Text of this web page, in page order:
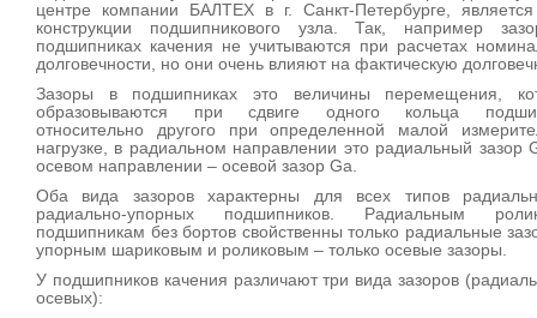
центре компании БАЛТЕХ в г. Санкт-Петербурге,
конструкции подшипникового узла. Так, например
подшипниках качения не учитываются при расчетах
долговечности, но они очень влияют на фактическую
Зазоры в подшипниках это величины перемещения,
образовываются при сдвиге одного кольца
относительно другого при определенной малой
нагрузке, в радиальном направлении это радиальный зазор
осевом направлении – осевой зазор Ga.
Оба вида зазоров характерны для всех типов
радиально-упорных подшипников. Радиальным
подшипникам без бортов свойственны только радиальные
упорным шариковым и роликовым – только осевые зазоры.
У подшипников качения различают три вида зазоров
осевых):